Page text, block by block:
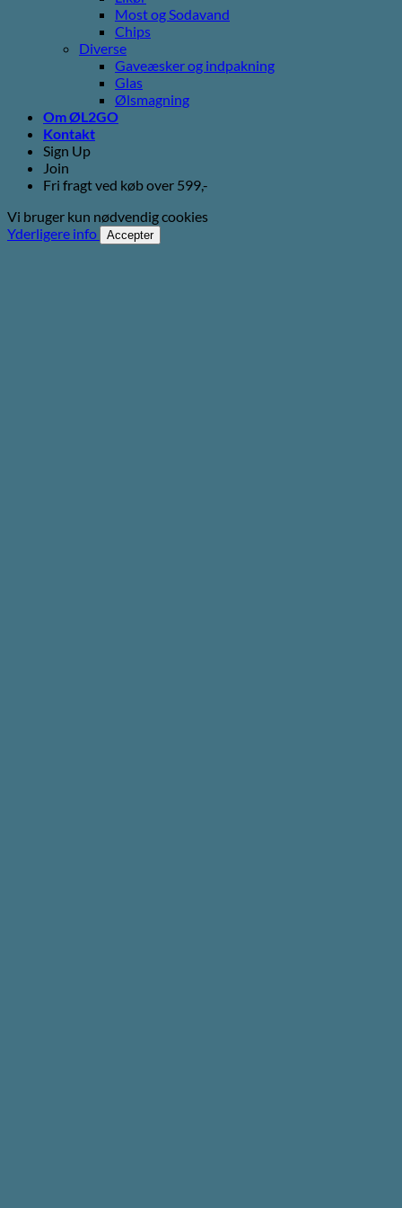
Most og Sodavand
Chips
Diverse
Gaveæsker og indpakning
Glas
Ølsmagning
Om ØL2GO
Kontakt
Sign Up
Join
Fri fragt ved køb over 599,-
Vi bruger kun nødvendig cookies
Yderligere info
Accepter